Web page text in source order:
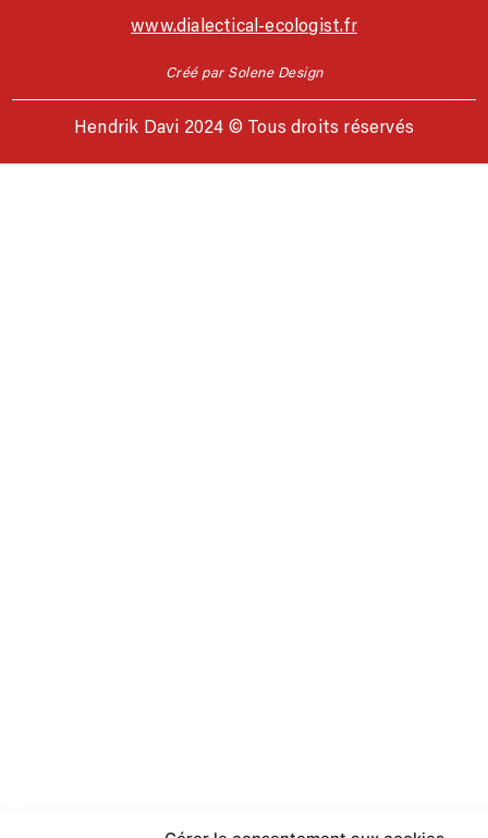
www.dialectical-ecologist.fr
Créé par Solene Design
Hendrik Davi 2024 © Tous droits réservés